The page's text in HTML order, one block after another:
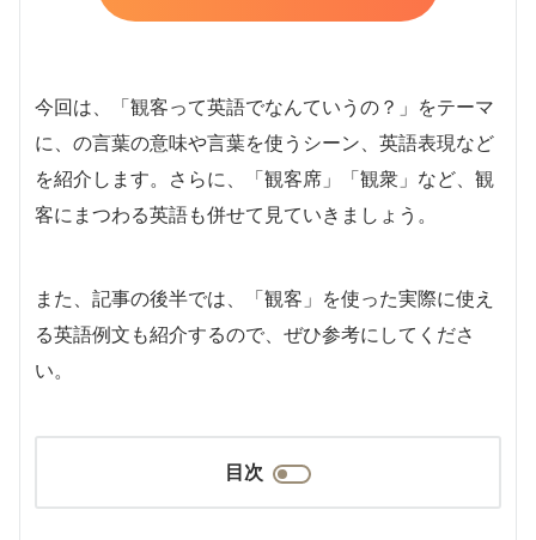
今回は、「観客って英語でなんていうの？」をテーマ
に、の言葉の意味や言葉を使うシーン、英語表現など
を紹介します。さらに、「観客席」「観衆」など、観
客にまつわる英語も併せて見ていきましょう。
また、記事の後半では、「観客」を使った実際に使え
る英語例文も紹介するので、ぜひ参考にしてくださ
い。
目次